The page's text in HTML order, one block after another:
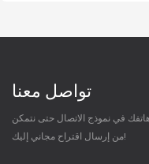
تواصل معنا
في نموذج الاتصال حتى نتمكن
من إرسال اقتراح مجاني إليك!